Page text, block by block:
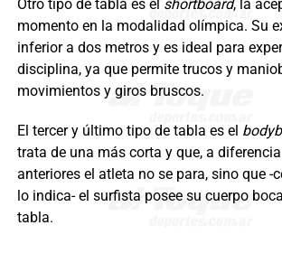
Otro tipo de tabla es el shortboard, la
momento en la modalidad olímpica. Su
inferior a dos metros y es ideal para
disciplina, ya que permite trucos y
movimientos y giros bruscos.
El tercer y último tipo de tabla es el
trata de una más corta y que, a
anteriores el atleta no se para, sino que -
lo indica- el surfista posee su cuerpo
tabla.